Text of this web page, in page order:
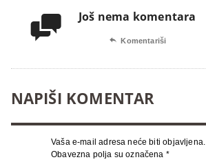
 Još nema komentara
 Komentariši
NAPIŠI KOMENTAR
Vaša e-mail adresa neće biti objavljena.
Obavezna polja su označena *